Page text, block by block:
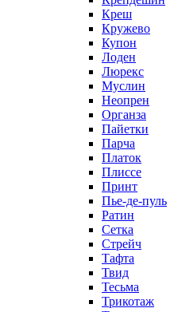
Креш
Кружево
Купон
Лоден
Люрекс
Муслин
Неопрен
Органза
Пайетки
Парча
Платок
Плиссе
Принт
Пье-де-пуль
Ратин
Сетка
Стрейч
Тафта
Твид
Тесьма
Трикотаж